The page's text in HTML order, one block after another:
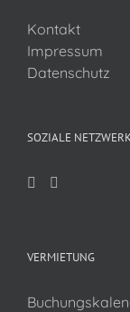
Kontakt
Impressum
Datenschutz
SOZIALE
VERMIETUNG